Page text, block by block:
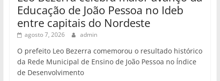
Educação de João Pessoa no Ideb
entre capitais do Nordeste
agosto 7, 2026 admin
O prefeito Leo Bezerra comemorou o resultado histórico
da Rede Municipal de Ensino de João Pessoa no Índice
de Desenvolvimento